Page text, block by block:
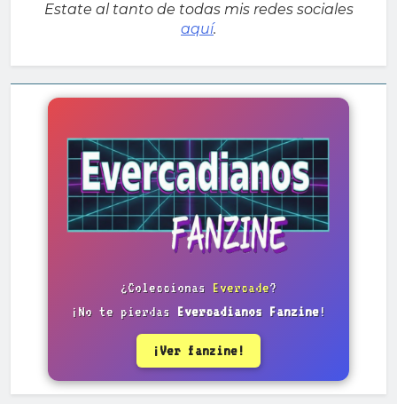
Estate al tanto de todas mis redes sociales
aquí.
¿Coleccionas Evercade?
¡No te pierdas Evercadianos Fanzine!
¡Ver fanzine!